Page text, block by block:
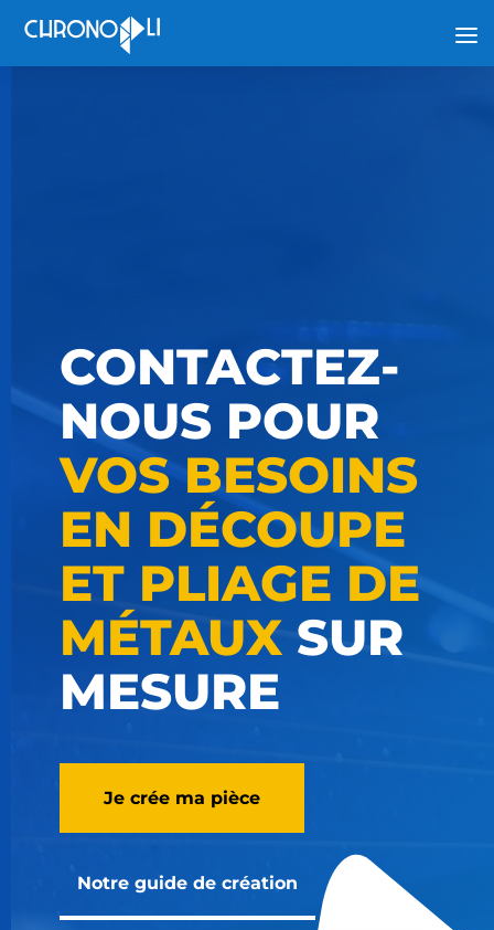
CONTACTEZ-
NOUS POUR
VOS BESOINS
EN DÉCOUPE
ET PLIAGE DE
MÉTAUXSUR
MESURE
Je crée ma pièce
Notre guide de création